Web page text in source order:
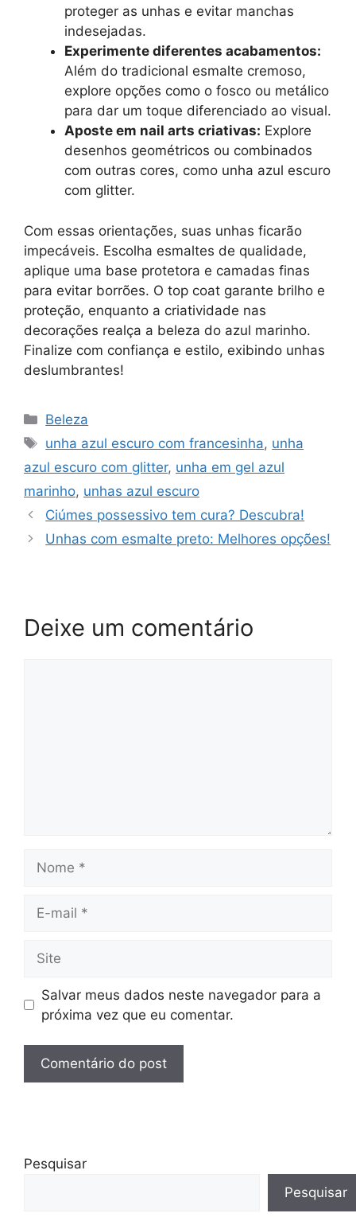
proteger as unhas e evitar manchas
indesejadas.
Experimente diferentes acabamentos:
Além do tradicional esmalte cremoso,
explore opções como o fosco ou metálico
para dar um toque diferenciado ao visual.
Aposte em nail arts criativas: Explore
desenhos geométricos ou combinados
com outras cores, como unha azul escuro
com glitter.
Com essas orientações, suas unhas ficarão
impecáveis. Escolha esmaltes de qualidade,
aplique uma base protetora e camadas finas
para evitar borrões. O top coat garante brilho e
proteção, enquanto a criatividade nas
decorações realça a beleza do azul marinho.
Finalize com confiança e estilo, exibindo unhas
deslumbrantes!
Categorias
Beleza
Tags
unha azul escuro com francesinha, unha
azul escuro com glitter, unha em gel azul
marinho, unhas azul escuro
Ciúmes possessivo tem cura? Descubra!
Unhas com esmalte preto: Melhores opções!
Deixe um comentário
mail
Salvar meus dados neste navegador para a
próxima vez que eu comentar.
Pesquisar
Pesquisar